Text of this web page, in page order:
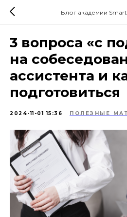
Блог академии Smart
3 вопроса «с
на
ассистента и
подготовиться
2024-11-01 15:36 ПОЛЕЗНЫЕ